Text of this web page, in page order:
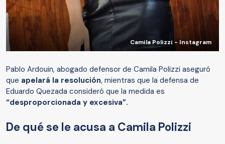
Camila Polizzi - Instagram
Pablo Ardouin, abogado defensor de Camila Polizzi aseguró
que apelará la resolución, mientras que la defensa de
Eduardo Quezada consideró que la medida es
“desproporcionada y excesiva”.
De qué se le acusa a Camila Polizzi